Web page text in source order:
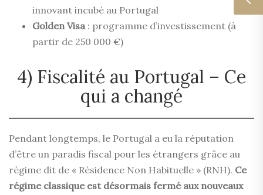
innovant incubé au Portugal
Golden Visa: programme d’investissement (à
partir de 250 000 €)
4) Fiscalité au Portugal – Ce
qui a changé
Pendant longtemps, le Portugal a eu la réputation
d’être un paradis fiscal pour les étrangers grâce au
régime dit de « Résidence Non Habituelle » (RNH). Ce
régime classique est désormais fermé aux nouveaux